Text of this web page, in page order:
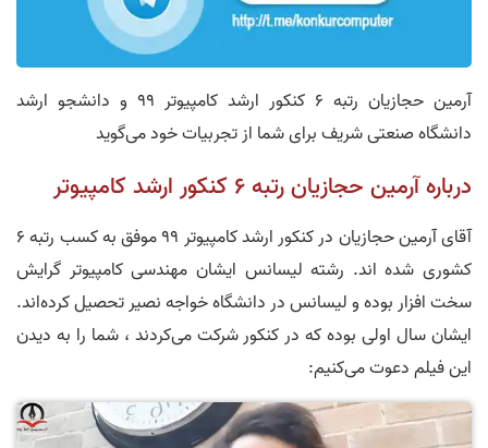
آرمین حجازیان رتبه 6 کنکور ارشد کامپیوتر 99 و دانشجو ارشد
دانشگاه صنعتی شریف برای شما از تجربیات خود می‌گوید
درباره آرمین حجازیان رتبه 6 کنکور ارشد کامپیوتر
آقای آرمین حجازیان در کنکور ارشد کامپیوتر 99 موفق به کسب رتبه 6
کشوری شده اند. رشته لیسانس ایشان مهندسی کامپیوتر گرایش
سخت افزار بوده و لیسانس در دانشگاه خواجه نصیر تحصیل کرده‌اند.
ایشان سال اولی بوده که در کنکور شرکت می‌کردند ، شما را به دیدن
این فیلم دعوت می‌کنیم: